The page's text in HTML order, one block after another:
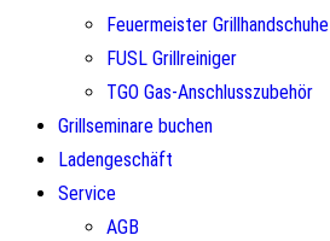
Feuermeister Grillhandschuhe
FUSL Grillreiniger
TGO Gas-Anschlusszubehör
Grillseminare buchen
Ladengeschäft
Service
AGB